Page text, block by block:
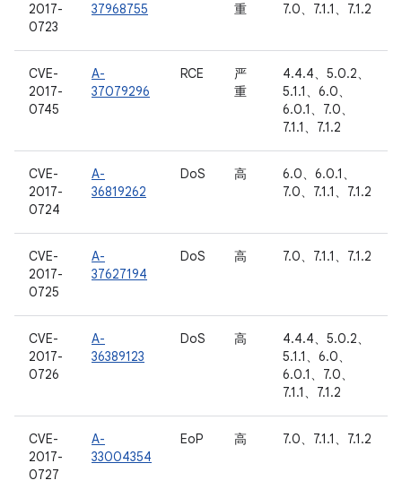
2017-
0723
37968755
重
7.0、7.1.1、7.1.2
CVE-
2017-
0745
A-
37079296
RCE
严
重
4.4.4、5.0.2、
5.1.1、6.0、
6.0.1、7.0、
7.1.1、7.1.2
CVE-
2017-
0724
A-
36819262
DoS 高
6.0、6.0.1、
7.0、7.1.1、7.1.2
CVE-
2017-
0725
A-
37627194
DoS 高 7.0、7.1.1、7.1.2
CVE-
2017-
0726
A-
36389123
DoS 高
4.4.4、5.0.2、
5.1.1、6.0、
6.0.1、7.0、
7.1.1、7.1.2
CVE-
2017-
0727
A-
33004354
EoP 高 7.0、7.1.1、7.1.2